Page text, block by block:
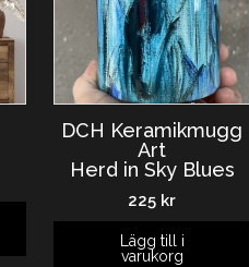
DCH Keramikmugg
Art
Herd in Sky Blues
225 kr
Lägg till i
varukorg